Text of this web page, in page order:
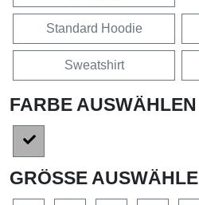
Standard Hoodie
Sweatshirt
FARBE AUSWÄHLEN
GRÖSSE AUSWÄHLEN